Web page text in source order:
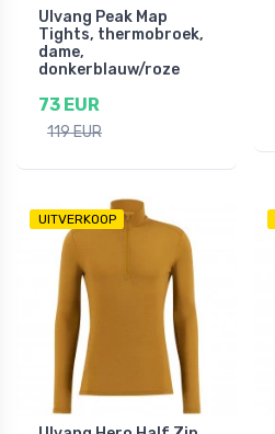
Ulvang Peak Map
Tights, thermobroek,
dame,
donkerblauw/roze
73 EUR
119 EUR
UITVERKOOP